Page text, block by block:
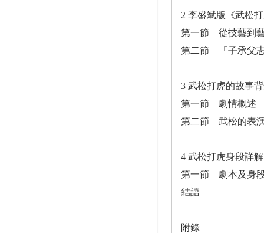
2 李盛斌版《武松
第一節 從技藝到
第二節 「子承父
3 武松打虎的故事
第一節 劇情概述
第二節 武松的表
4 武松打虎身段詳解
第一節 劇本及身
結語
附錄